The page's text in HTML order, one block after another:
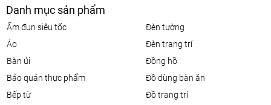
Danh mục sản phẩm
ấm đun siêu tốc
áo
bàn ủi
bảo quản thực phẩm
bếp từ
đèn tường
đèn trang trí
đồng hồ
đồ dùng bàn ăn
đồ trang trí